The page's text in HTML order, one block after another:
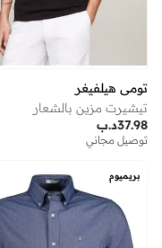
تومي هيلفيغر
تيشيرت مزين بالشعار
د.ب37.98
توصيل مجاني
بريميوم